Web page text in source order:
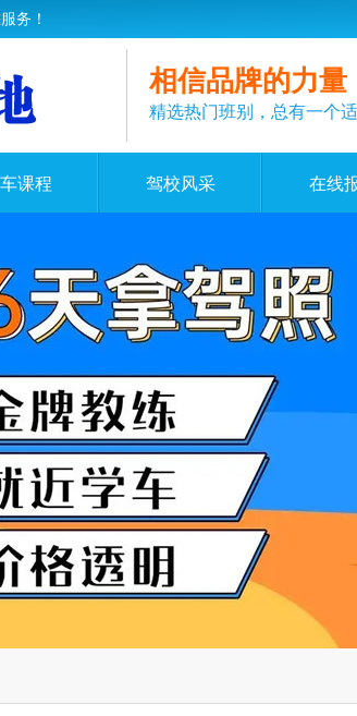
务！
相信品牌的力量
精选热门班别，总有一个
课程 驾校风采 在线